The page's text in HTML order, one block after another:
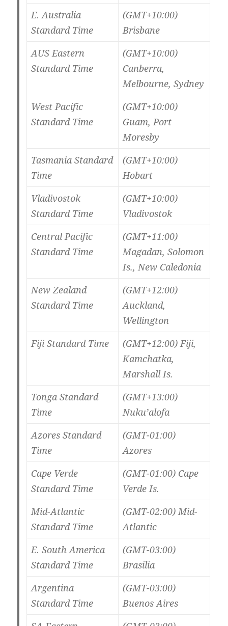
E. Australia
Standard Time
(GMT+10:00)
Brisbane
AUS Eastern
Standard Time
(GMT+10:00)
Canberra,
Melbourne, Sydney
West Pacific
Standard Time
(GMT+10:00)
Guam, Port
Moresby
Tasmania Standard
Time
(GMT+10:00)
Hobart
Vladivostok
Standard Time
(GMT+10:00)
Vladivostok
Central Pacific
Standard Time
(GMT+11:00)
Magadan, Solomon
Is., New Caledonia
New Zealand
Standard Time
(GMT+12:00)
Auckland,
Wellington
Fiji Standard Time
(GMT+12:00) Fiji,
Kamchatka,
Marshall Is.
Tonga Standard
Time
(GMT+13:00)
Nuku’alofa
Azores Standard
Time
(GMT-01:00)
Azores
Cape Verde
Standard Time
(GMT-01:00) Cape
Verde Is.
Mid-Atlantic
Standard Time
(GMT-02:00) Mid-
Atlantic
E. South America
Standard Time
(GMT-03:00)
Brasilia
Argentina
Standard Time
(GMT-03:00)
Buenos Aires